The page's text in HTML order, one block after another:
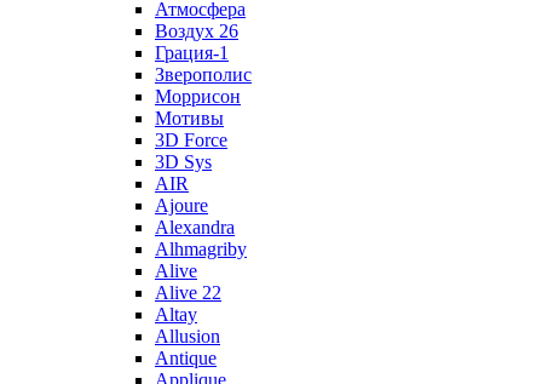
Атмосфера
Воздух 26
Грация-1
Зверополис
Моррисон
Мотивы
3D Force
3D Sys
AIR
Ajoure
Alexandra
Alhmagriby
Alive
Alive 22
Altay
Allusion
Antique
Applique